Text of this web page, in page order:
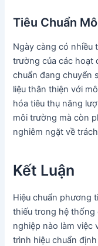
Tiêu Chuẩn
Ngày càng có nhiều
trường của các hoạt
chuẩn đang chuyển
liệu thân thiện với
hóa tiêu thụ năng
môi trường mà còn
nghiêm ngặt về
Kết Luận
Hiệu chuẩn phương
thiếu trong hệ thống
nghiệp nào làm việc
trình hiệu chuẩn